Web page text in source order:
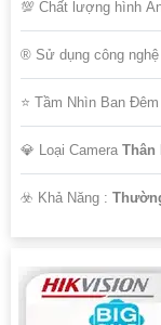
💯 Chất lượng hình
®️ Sử dụng công nghệ
⭐ Tầm Nhìn Ban
💎 Loại Camera Thân
️☣️ Khả Năng :